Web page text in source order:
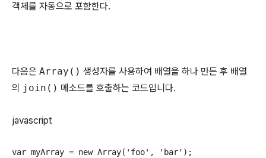
객체를 자동으로 포함한다.
다음은 Array() 생성자를 사용하여 배열을 하나 만든 후 배열
의 join() 메소드를 호출하는 코드입니다.
javascript
var myArray = new Array('foo', 'bar');